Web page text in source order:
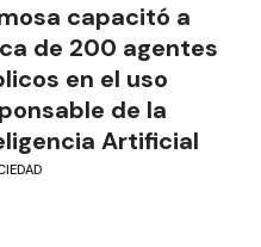
capacitó a
de 200 agentes
en el uso
de la
Artificial